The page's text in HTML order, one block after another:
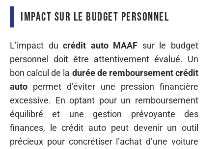
Impact sur le budget personnel
L’impact ducrédit auto MAAF sur le budget
personnel doit être attentivement évalué. Un
bon calcul de la durée de remboursement crédit
auto permet d’éviter une pression financière
excessive. En optant pour un remboursement
équilibré et une gestion prévoyante des
finances, le crédit auto peut devenir un outil
précieux pour concrétiser l’achat d’une voiture